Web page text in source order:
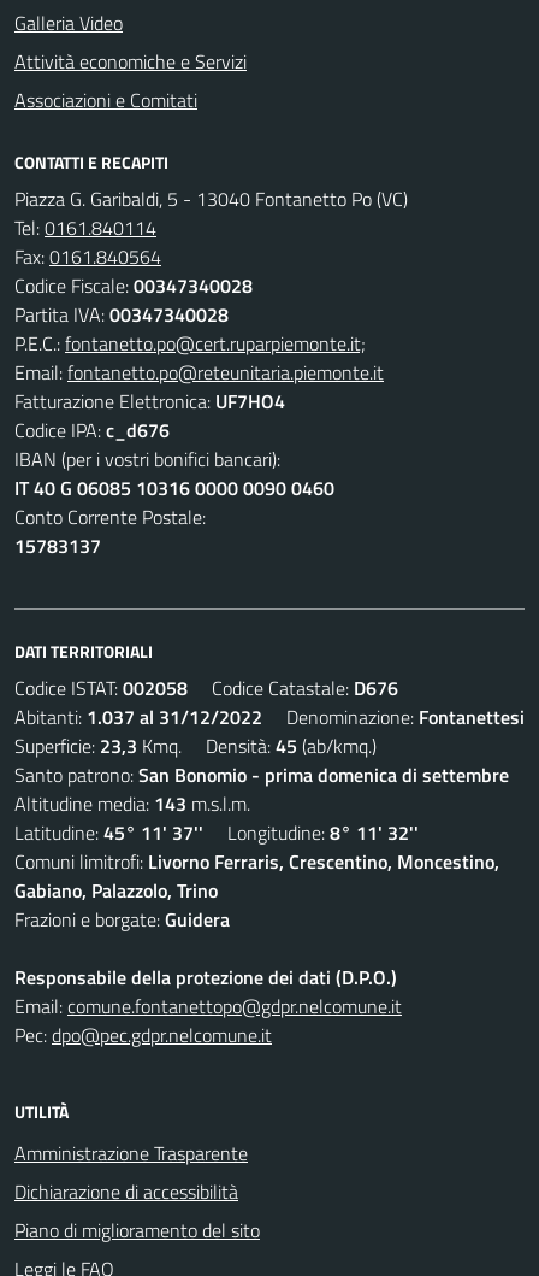
Galleria Video
Attività economiche e Servizi
Associazioni e Comitati
CONTATTI E RECAPITI
Piazza G. Garibaldi, 5 - 13040 Fontanetto Po (VC)
Tel:0161.840114
Fax:0161.840564
Codice Fiscale:00347340028
Partita IVA:00347340028
P.E.C.:fontanetto.po@cert.ruparpiemonte.it;
Email:fontanetto.po@reteunitaria.piemonte.it
Fatturazione Elettronica: UF7HO4
Codice IPA:c_d676
IBAN (per i vostri bonifici bancari):
IT 40 G 06085 10316 0000 0090 0460
Conto Corrente Postale:
15783137
DATI TERRITORIALI
Codice ISTAT:002058 Codice Catastale: D676
Abitanti: 1.037 al 31/12/2022 Denominazione: Fontanettesi
Superficie: 23,3 Kmq. Densità:45 (ab/kmq.)
Santo patrono:San Bonomio - prima domenica di settembre
Altitudine media: 143 m.s.l.m.
Latitudine:45° 11' 37'' Longitudine:8° 11' 32''
Comuni limitrofi: Livorno Ferraris, Crescentino, Moncestino,
Gabiano, Palazzolo, Trino
Frazioni e borgate:Guidera
Responsabile della protezione dei dati (D.P.O.)
Email:comune.fontanettopo@gdpr.nelcomune.it
Pec:dpo@pec.gdpr.nelcomune.it
UTILITÀ
Amministrazione Trasparente
Dichiarazione di accessibilità
Piano di miglioramento del sito
Leggi le FAQ